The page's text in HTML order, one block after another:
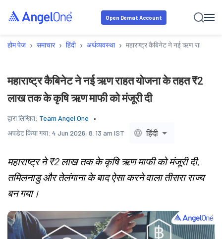
Open Demat Account
होम पेज › समाचार › हिंदी › अर्थव्यवस्था › महाराष्ट्र कैबिनेट ने नई ऋण राहत
महाराष्ट्र कैबिनेट ने नई ऋण राहत योजना के तहत ₹2
लाख तक के कृषि ऋण माफी को मंजूरी दी
द्वारा लिखित: Team Angel One
अपडेट किया गया: 4 Jun 2026, 8:13 am IST हिंदी
महाराष्ट्र ने ₹2 लाख तक के कृषि ऋण माफी को मंजूरी दी,
तमिलनाडु और तेलंगाना के बाद ऐसा करने वाला तीसरा राज्य
बन गया।